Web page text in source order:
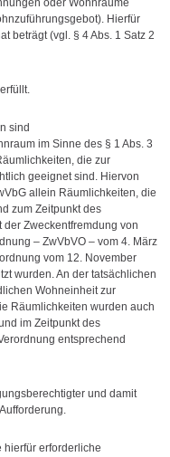
oder Wohnräume
Hierfür
beträgt (vgl. § 4 Abs. 1 Satz 2
sind
im Sinne des § 1 Abs. 3
die zur
geeignet sind. Hiervon
allein Räumlichkeiten, die
zum Zeitpunkt des
der Zweckentfremdung von
– ZwVbVO – vom 4. März
vom 12. November
wurden. An der tatsächlichen
Wohneinheit zur
Räumlichkeiten wurden auch
im Zeitpunkt des
entsprechend
und damit
hierfür erforderliche